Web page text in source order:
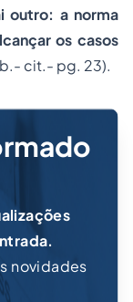
outro: a norma
os casos
cit.- pg. 23).
novidades